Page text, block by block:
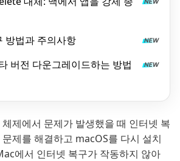
방법과 주의사항
버전 다운그레이드하는 방법
제에서 문제가 발생했을 때 인터넷 복
제를 해결하고 macOS를 다시 설치
에서 인터넷 복구가 작동하지 않아